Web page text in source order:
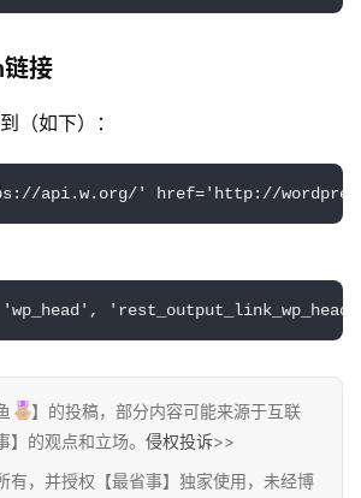
接
（如下）：
api.w.org/' href='http://
'wp_head',
】的投稿，部分内容可能来源于互联
的观点和立场。 侵权投诉>>
有，并授权【最省事】独家使用，未经博